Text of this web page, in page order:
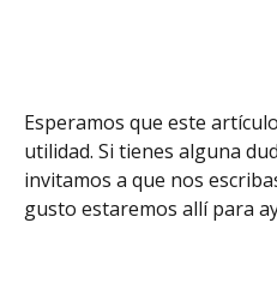
Esperamos que este
utilidad. Si tienes alguna
invitamos a que nos
gusto estaremos allí para